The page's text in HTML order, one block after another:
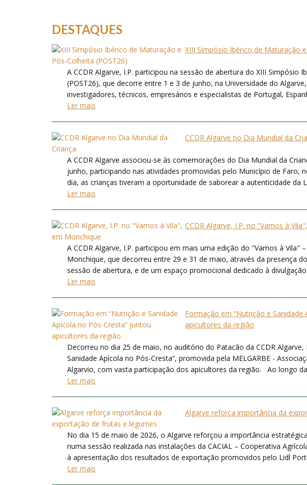
DESTAQUES
XIII Simpósio Ibérico de Maturação
A CCDR Algarve, I.P. participou na sessão de abertura do XIII Simpósio
(POST26), que decorre entre 1 e 3 de junho, na Universidade do
investigadores, técnicos, empresários e especialistas de Portugal,
Ler mais
CCDR Algarve no Dia Mundial da
A CCDR Algarve associou-se às comemorações do Dia Mundial da
junho, participando nas atividades promovidas pelo Município de Faro,
dia, as crianças tiveram a oportunidade de saborear a autenticidade da
Ler mais
CCDR Algarve, I.P. no "Vamos à
A CCDR Algarve, I.P. participou em mais uma edição do "Vamos à Vila"
Monchique, que decorreu entre 29 e 31 de maio, através da presença
sessão de abertura, e de um espaço promocional dedicado à
Ler mais
Formação em “Nutrição e Sanidade
apicultores da região
Decorreu no dia 25 de maio, no auditório do Patacão da CCDR
Sanidade Apícola no Pós-Cresta”, promovida pela MELGARBE -
Algarvio, com vasta participação dos apicultores da região. Ao longo
Ler mais
Algarve reforça importância da
No dia 15 de maio de 2026, o Algarve reforçou a importância
numa sessão realizada nas instalações da CACIAL – Cooperativa
à apresentação dos resultados de exportação promovidos pelo Lidl
Ler mais